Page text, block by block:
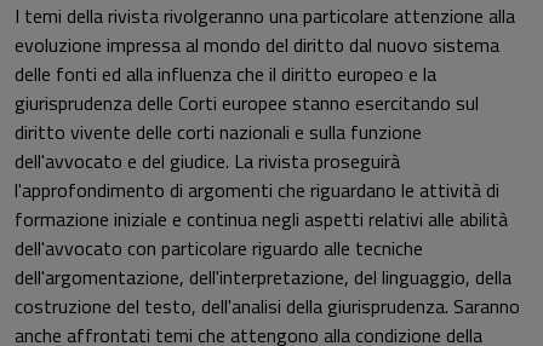
I temi della rivista rivolgeranno una particolare attenzione alla
evoluzione impressa al mondo del diritto dal nuovo sistema
delle fonti ed alla influenza che il diritto europeo e la
giurisprudenza delle Corti europee stanno esercitando sul
diritto vivente delle corti nazionali e sulla funzione
dell'avvocato e del giudice. La rivista proseguirà
l'approfondimento di argomenti che riguardano le attività di
formazione iniziale e continua negli aspetti relativi alle abilità
dell'avvocato con particolare riguardo alle tecniche
dell'argomentazione, dell'interpretazione, del linguaggio, della
costruzione del testo, dell'analisi della giurisprudenza. Saranno
anche affrontati temi che attengono alla condizione della